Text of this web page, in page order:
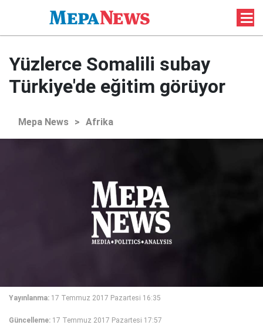
Yüzlerce Somalili subay
Türkiye'de eğitim görüyor
Mepa News > Afrika
Yayınlanma: 17 Temmuz 2017 Pazartesi 16:35
Güncelleme: 17 Temmuz 2017 Pazartesi 17:57